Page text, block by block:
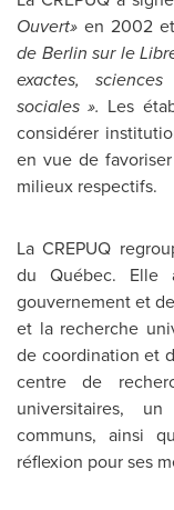
Ouvert» en 2002 et
de Berlin sur le
exactes,
sociales ». Les
considérer
en vue de
milieux respectifs.
La CREPUQ
du Québec. Elle
gouvernement et
et la recherche
de coordination et
centre de
universitaires,
communs, ainsi
réflexion pour ses